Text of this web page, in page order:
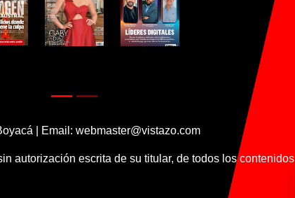
| Email: webmaster@vistazo.com
autorización escrita de su titular, de todos los contenidos